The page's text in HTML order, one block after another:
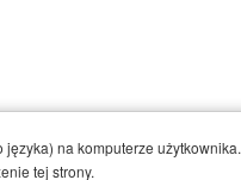
na komputerze użytkownika.
tej strony.